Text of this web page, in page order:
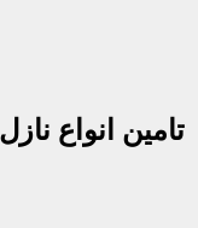
تامین انواع